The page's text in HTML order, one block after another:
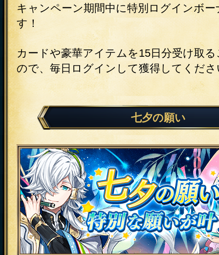
キャンペーン期間中に特別ログインボ
す！
カードや豪華アイテムを15日分受け取
ので、毎日ログインして獲得してくださ
七夕の願い